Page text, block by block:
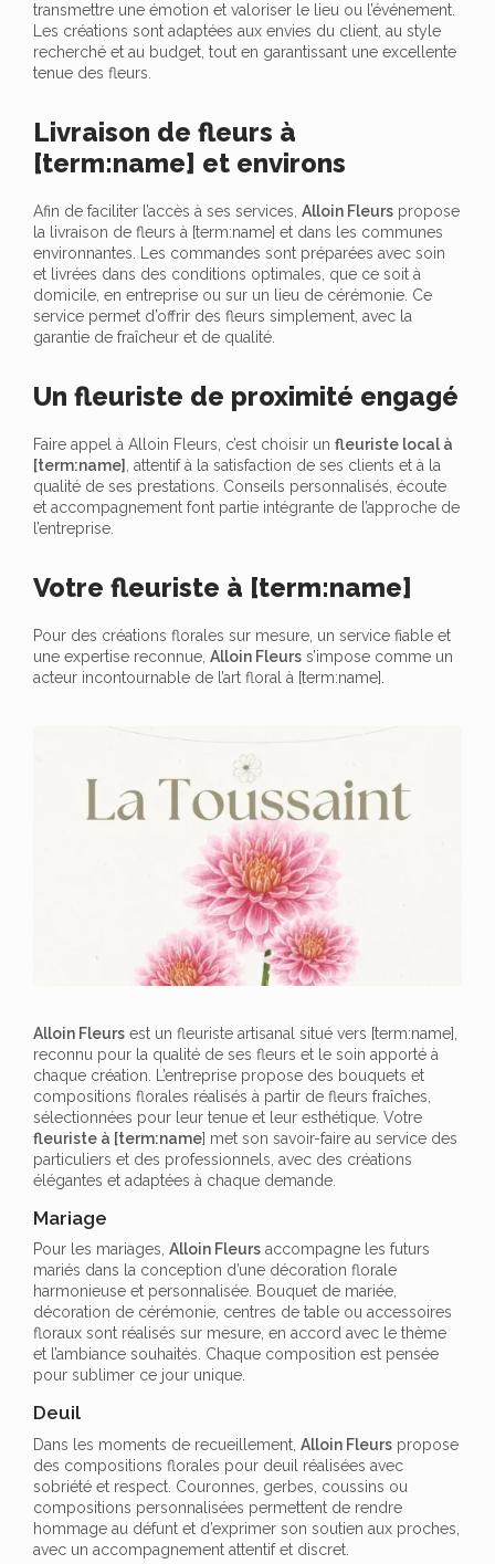
transmettre une émotion et valoriser le lieu ou l’événement.
Les créations sont adaptées aux envies du client, au style
recherché et au budget, tout en garantissant une excellente
tenue des fleurs.
Livraison de fleurs à
[term:name] et environs
Afin de faciliter l’accès à ses services, Alloin Fleurs propose
la livraison de fleurs à [term:name] et dans les communes
environnantes. Les commandes sont préparées avec soin
et livrées dans des conditions optimales, que ce soit à
domicile, en entreprise ou sur un lieu de cérémonie. Ce
service permet d’offrir des fleurs simplement, avec la
garantie de fraîcheur et de qualité.
Un fleuriste de proximité engagé
Faire appel à Alloin Fleurs, c’est choisir un fleuriste local à
[term:name]
, attentif à la satisfaction de ses clients et à la
qualité de ses prestations. Conseils personnalisés, écoute
et accompagnement font partie intégrante de l’approche de
l’entreprise.
Votre fleuriste à [term:name]
Pour des créations florales sur mesure, un service fiable et
une expertise reconnue, Alloin Fleurs s’impose comme un
acteur incontournable de l’art floral à [term:name].
Alloin Fleurs est un fleuriste artisanal situé vers [term:name],
reconnu pour la qualité de ses fleurs et le soin apporté à
chaque création. L’entreprise propose des bouquets et
compositions florales réalisés à partir de fleurs fraîches,
sélectionnées pour leur tenue et leur esthétique. Votre
fleuriste à [term:name] met son savoir-faire au service des
particuliers et des professionnels, avec des créations
élégantes et adaptées à chaque demande.
Mariage
Pour les mariages, Alloin Fleurs accompagne les futurs
mariés dans la conception d’une décoration florale
harmonieuse et personnalisée. Bouquet de mariée,
décoration de cérémonie, centres de table ou accessoires
floraux sont réalisés sur mesure, en accord avec le thème
et l’ambiance souhaités. Chaque composition est pensée
pour sublimer ce jour unique.
Deuil
Dans les moments de recueillement, Alloin Fleurs propose
des compositions florales pour deuil réalisées avec
sobriété et respect. Couronnes, gerbes, coussins ou
compositions personnalisées permettent de rendre
hommage au défunt et d’exprimer son soutien aux proches,
avec un accompagnement attentif et discret.